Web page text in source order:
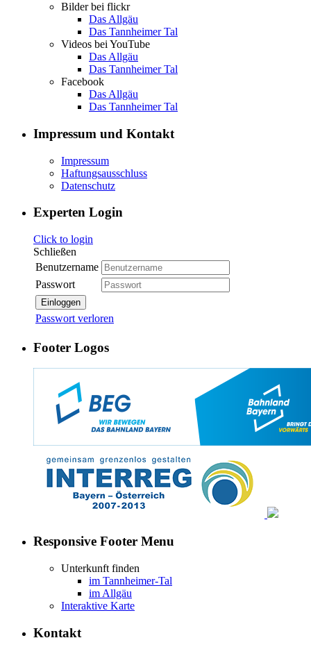
Bilder bei flickr
Das Allgäu
Das Tannheimer Tal
Videos bei YouTube
Das Allgäu
Das Tannheimer Tal
Facebook
Das Allgäu
Das Tannheimer Tal
Impressum und Kontakt
Impressum
Haftungsausschluss
Datenschutz
Experten Login
Click to login
Schließen
Benutzername
Passwort
Einloggen
Passwort verloren
Footer Logos
Responsive Footer Menu
Unterkunft finden
im Tannheimer-Tal
im Allgäu
Interaktive Karte
Kontakt